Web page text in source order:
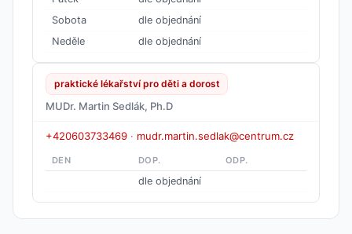
Sobota
dle objednání
Neděle
dle objednání
praktické lékařství pro děti a dorost
MUDr. Martin Sedlák, Ph.D
+420603733469 · mudr.martin.sedlak@centrum.cz
DEN DOP. ODP.
dle objednání